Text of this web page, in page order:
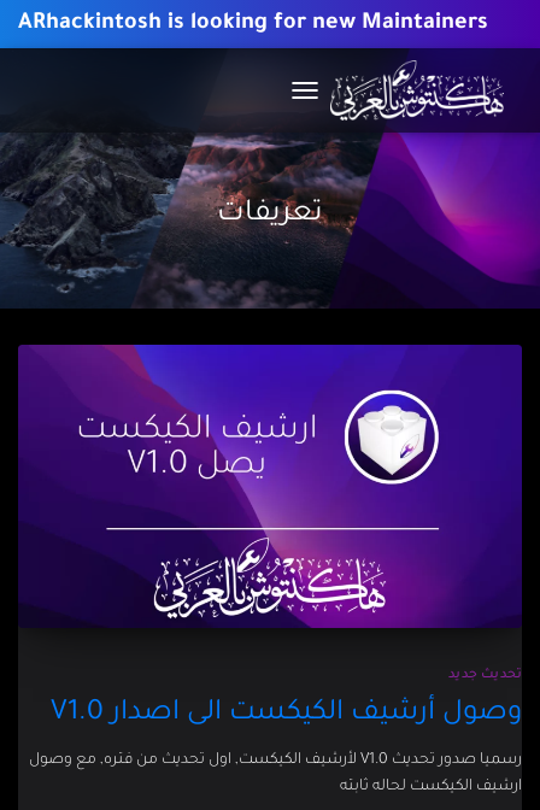
ARhackintosh is looking for new Maintainers
تعريفات
تحديث جديد
وصول أرشيف الكيكست الى اصدار V1.0
رسميا صدور تحديث V1.0 لأرشيف الكيكست, اول تحديث من فتره, مع وصول
ارشيف الكيكست لحاله ثابته